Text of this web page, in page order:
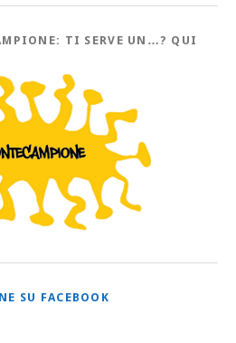
TI SERVE UN…? QUI
SU FACEBOOK